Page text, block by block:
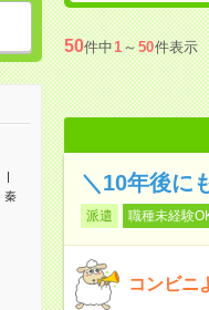
秦
50件中1～50件表示
＼10年後に
派遣 職種未経験
コンビニ